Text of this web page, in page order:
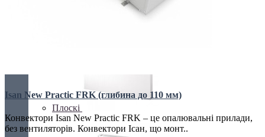
Плоскі
Isan New Practic FRK (глибина до 110 мм)
Конвектори Isan New Practic FRK – це опалювальні прилади,
без вентиляторів. Конвектори Ісан, що монт..